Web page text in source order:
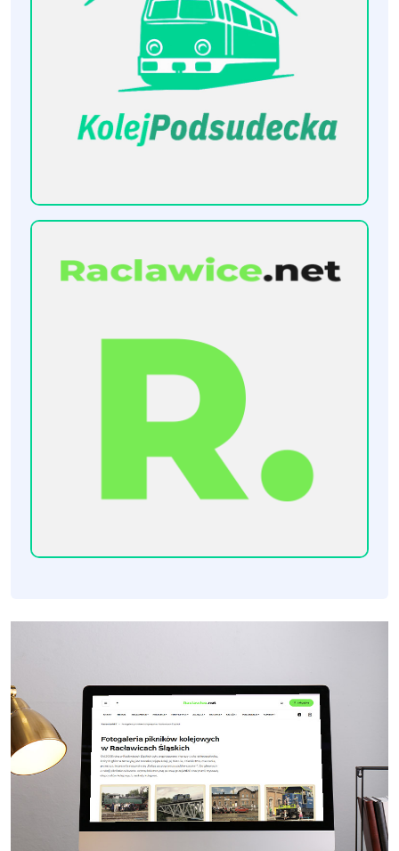
[KolejPodsudecka.pl]